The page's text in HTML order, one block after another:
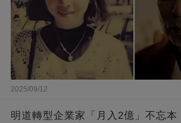
2025/09/12
明道轉型企業家「月入2億」不忘本